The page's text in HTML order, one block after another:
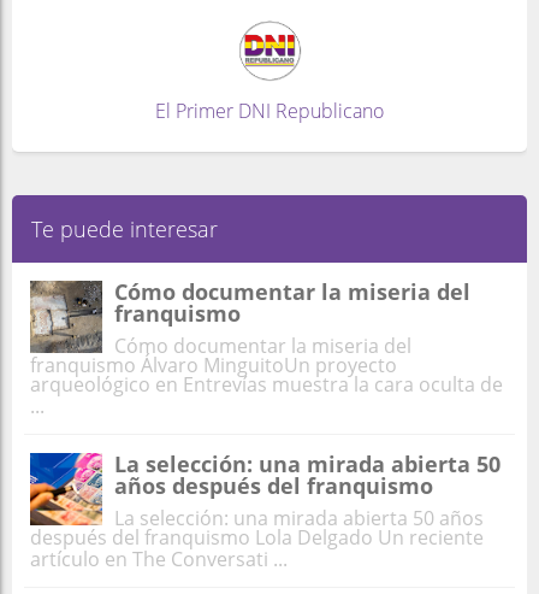
El Primer DNI Republicano
Te puede interesar
Cómo documentar la miseria del
franquismo
Cómo documentar la miseria del
franquismo Álvaro MinguitoUn proyecto
arqueológico en Entrevías muestra la cara oculta de
...
La selección: una mirada abierta 50
años después del franquismo
La selección: una mirada abierta 50 años
después del franquismo Lola Delgado Un reciente
artículo en The Conversati ...